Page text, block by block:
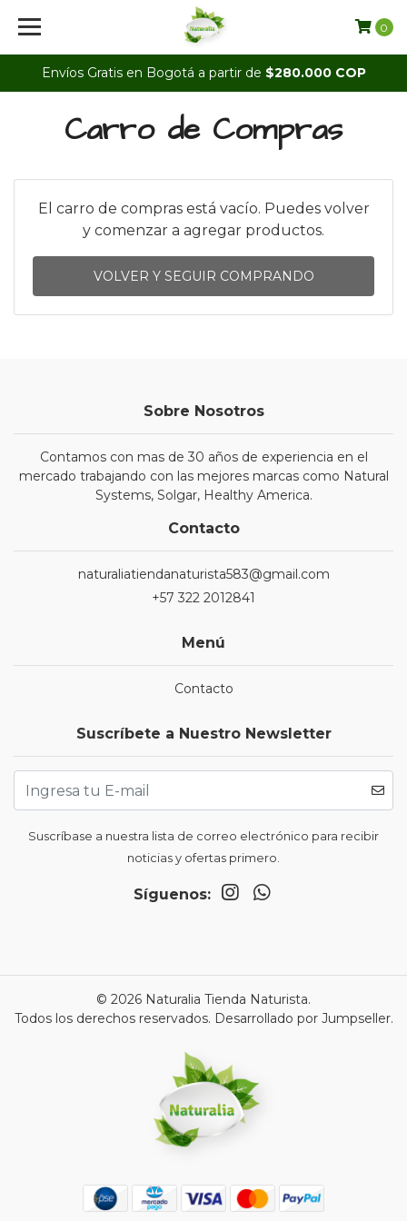
Envíos Gratis en Bogotá a partir de $280.000 COP
0
Carro de Compras
El carro de compras está vacío. Puedes volver
y comenzar a agregar productos.
VOLVER Y SEGUIR COMPRANDO
Sobre Nosotros
Contamos con mas de 30 años de experiencia en el
mercado trabajando con las mejores marcas como Natural
Systems, Solgar, Healthy America.
Contacto
naturaliatiendanaturista583@gmail.com
+57 322 2012841
Menú
Contacto
Suscríbete a Nuestro Newsletter
Suscríbase a nuestra lista de correo electrónico para recibir
noticias y ofertas primero.
Síguenos:
© 2026 Naturalia Tienda Naturista.
Todos los derechos reservados. Desarrollado por Jumpseller.